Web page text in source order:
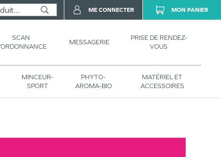
SCAN
MESSAGERIE
PRISE DE RENDEZ-
VOUS
MINCEUR-
SPORT
PHYTO-
AROMA-BIO
MATÉRIEL ET
ACCESSOIRES
ME CONNECTER MON PANIER